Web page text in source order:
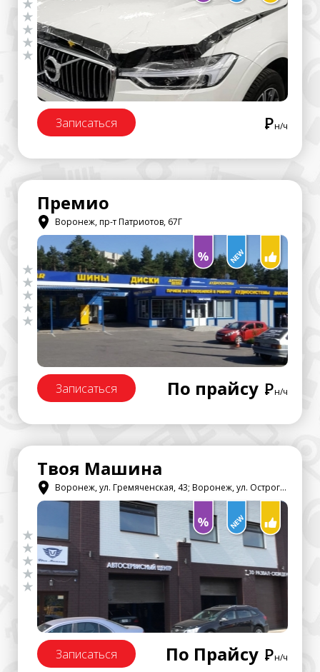
Записаться Рн/ч
Премио
Воронеж, пр-т Патриотов, 67Г
Записаться По прайсу Рн/ч
Твоя Машина
Воронеж, ул. Гремяченская, 43; Воронеж, ул. Острогожская, 22а; Воронеж Героев Сибиряков 12В
Записаться По Прайсу Рн/ч